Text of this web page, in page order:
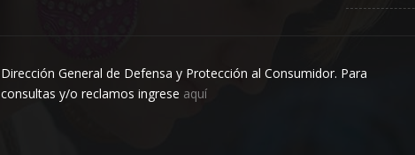
Dirección General de Defensa y Protección al Consumidor. Para
consultas y/o reclamos ingrese aquí